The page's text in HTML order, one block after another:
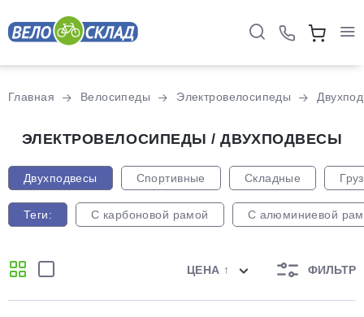
Главная Велосипеды Электровелосипеды
ЭЛЕКТРОВЕЛОСИПЕДЫ / ДВУХПОДВЕСЫ
Двухподвесы Спортивные Складные
Теги: С карбоновой рамой С алюминиевой
ЦЕНА ↑ ФИЛЬТР